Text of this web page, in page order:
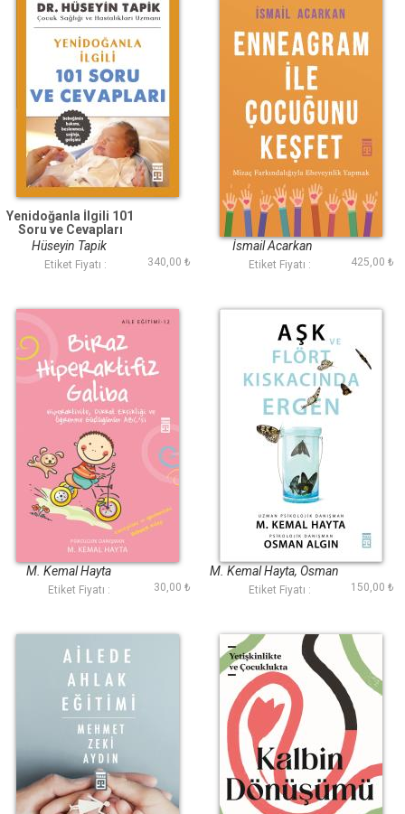
Yenidoğanla İlgili 101
Soru ve Cevapları
Hüseyin Tapik
Etiket Fiyatı : 340,00 ₺
Enneagram ile
Çocuğunu Keşfet
İsmail Acarkan
Etiket Fiyatı : 425,00 ₺
Biraz Hiperaktifiz
Galiba
M. Kemal Hayta
Etiket Fiyatı : 30,00 ₺
Aşk ve Flört
M. Kemal Hayta, Osman
Algın
Etiket Fiyatı : 150,00 ₺